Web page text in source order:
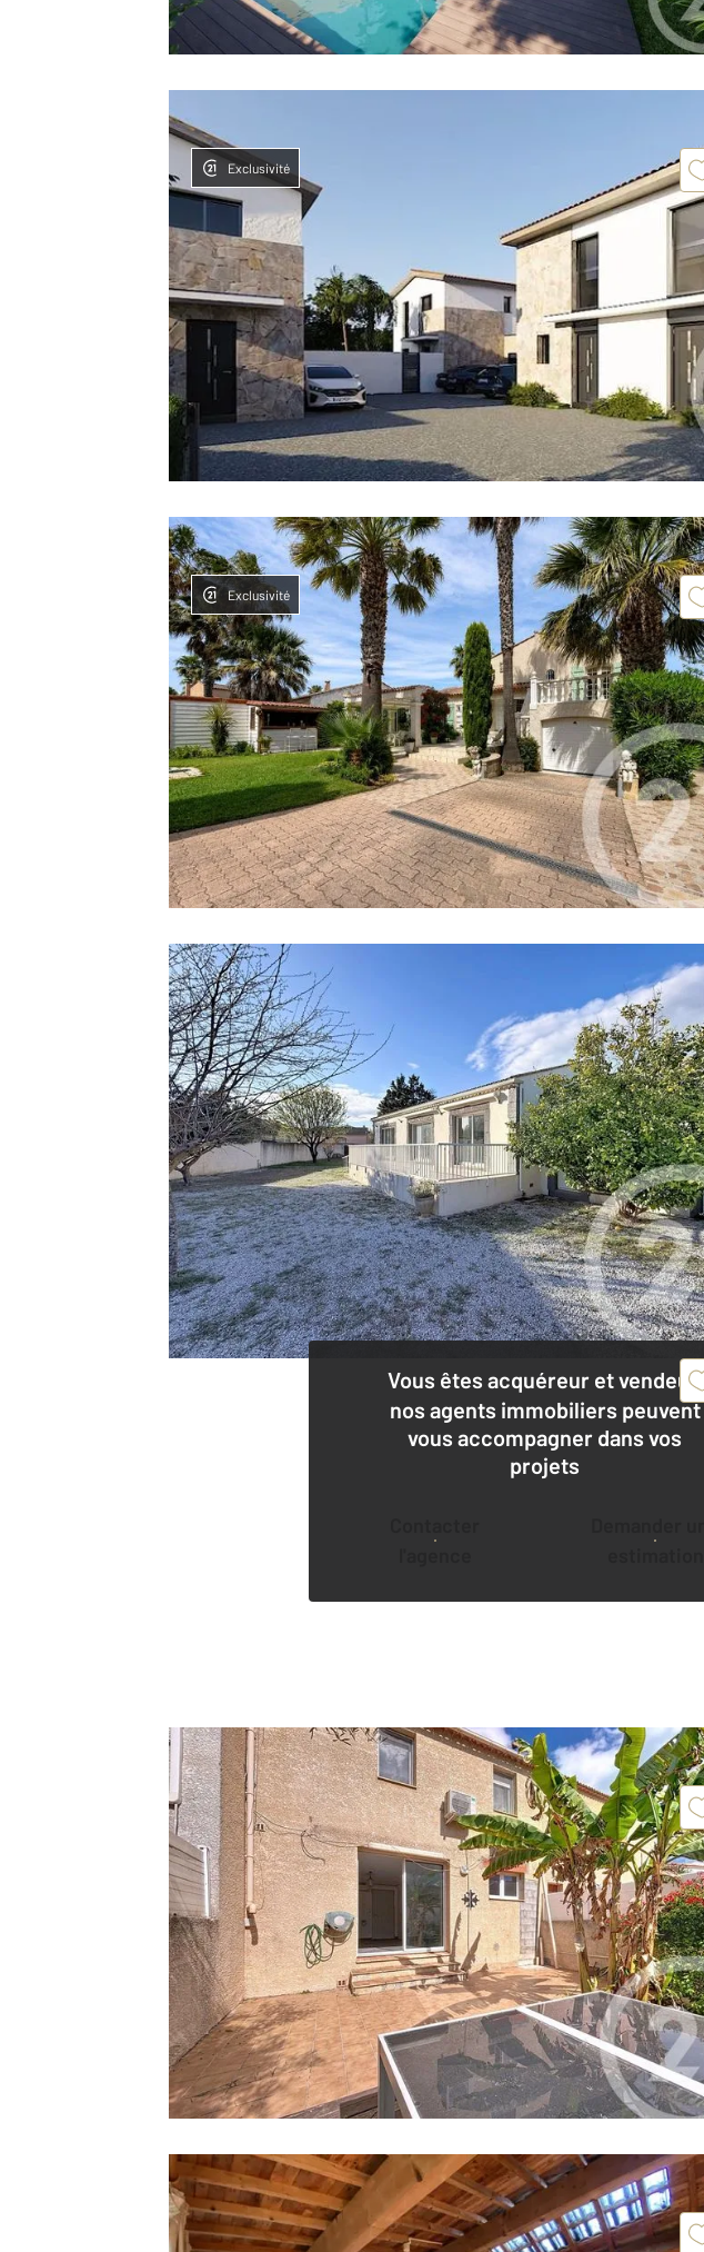
Exclusivité
Exclusivité
Vous êtes acquéreur et vendeur,
nos agents immobiliers peuvent
vous accompagner dans vos
projets